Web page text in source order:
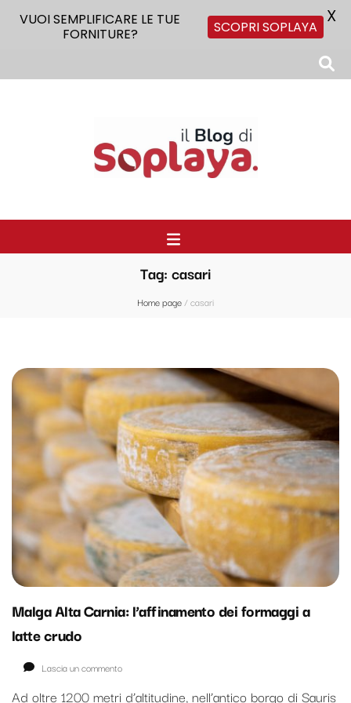
Tag: casari
Home page/casari
Malga Alta Carnia: l’affinamento dei formaggi a
latte crudo
Lascia un commentosu
Alta
Ad oltre 1200 metri d’altitudine, nell’antico borgo di Sauris
VUOI SEMPLIFICARE LE TUE
FORNITURE?
SCOPRI SOPLAYA X